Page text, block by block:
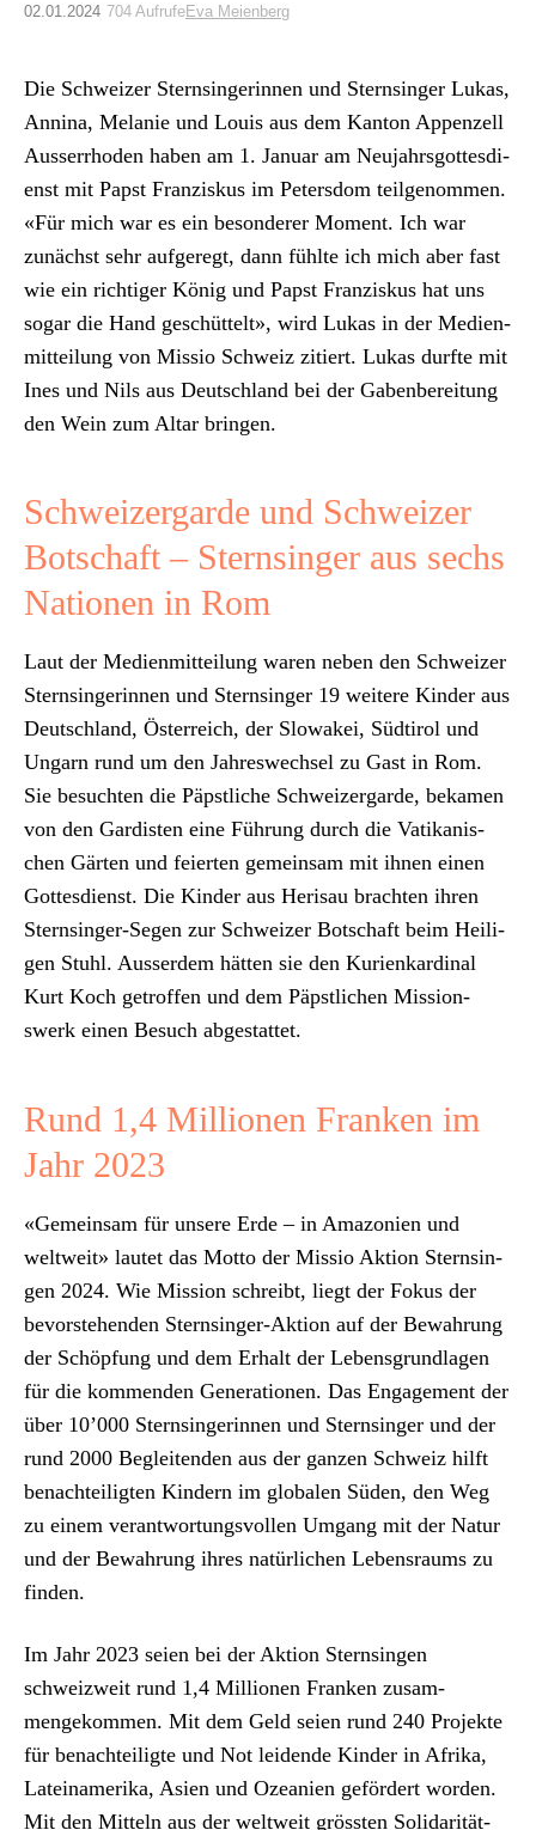
02.01.2024 704 AufrufeEva Meienberg
Die Schweiz­er Sternsin­gerin­nen und Sternsinger Lukas,
Anni­na, Melanie und Louis aus dem Kan­ton Appen­zell
Ausser­rho­den haben am 1. Jan­u­ar am Neu­jahrs­gottes­di­
enst mit Papst Franziskus im Peters­dom teilgenom­men.
«Für mich war es ein beson­der­er Moment. Ich war
zunächst sehr aufgeregt, dann fühlte ich mich aber fast
wie ein richtiger König und Papst Franziskus hat uns
sog­ar die Hand geschüt­telt», wird Lukas in der Medi­en­
mit­teilung von Mis­sio Schweiz zitiert. Lukas durfte mit
Ines und Nils aus Deutsch­land bei der Gaben­bere­itung
den Wein zum Altar brin­gen.
Schweizergarde und Schweizer
Botschaft – Sternsinger aus sechs
Nationen in Rom
Laut der Medi­en­mit­teilung waren neben den Schweiz­er
Sternsin­gerin­nen und Sternsinger 19 weit­ere Kinder aus
Deutsch­land, Öster­re­ich, der Slowakei, Südtirol und
Ungarn rund um den Jahreswech­sel zu Gast in Rom.
Sie besucht­en die Päp­stliche Schweiz­er­garde, beka­men
von den Gardis­ten eine Führung durch die Vatikanis­
chen Gärten und feierten gemein­sam mit ihnen einen
Gottes­di­enst. Die Kinder aus Herisau bracht­en ihren
Sternsinger-Segen zur Schweiz­er Botschaft beim Heili­
gen Stuhl. Ausser­dem hät­ten sie den Kurienkar­di­nal
Kurt Koch getrof­fen und dem Päp­stlichen Mis­sion­
swerk einen Besuch abges­tat­tet.
Rund 1,4 Millionen Franken im
Jahr 2023
«Gemein­sam für unsere Erde – in Ama­zonien und
weltweit» lautet das Mot­to der Mis­sio Aktion Sternsin­
gen 2024. Wie Mis­sion schreibt, liegt der Fokus der
bevorste­hen­den Sternsinger-Aktion auf der Bewahrung
der Schöp­fung und dem Erhalt der Lebens­grund­la­gen
für die kom­menden Gen­er­a­tio­nen. Das Engage­ment der
über 10’000 Sternsin­gerin­nen und Sternsinger und der
rund 2000 Beglei­t­en­den aus der ganzen Schweiz hil­ft
benachteiligten Kindern im glob­alen Süden, den Weg
zu einem ver­ant­wor­tungsvollen Umgang mit der Natur
und der Bewahrung ihres natür­lichen Leben­sraums zu
find­en.
Im Jahr 2023 seien bei der Aktion Sternsin­gen
schweizweit rund 1,4 Mil­lio­nen Franken zusam­
mengekom­men. Mit dem Geld seien rund 240 Pro­jek­te
für benachteiligte und Not lei­dende Kinder in Afri­ka,
Lateinameri­ka, Asien und Ozeanien gefördert wor­den.
Mit den Mit­teln aus der weltweit grössten Sol­i­dar­ität­